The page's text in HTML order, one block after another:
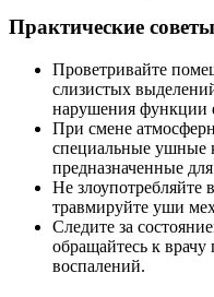
Практические советы
Проветривайте
слизистых
нарушения функции
При смене
специальные ушные
предназначенные
Не
травмируйте уши
Следите за
обращайтесь к
воспалений.